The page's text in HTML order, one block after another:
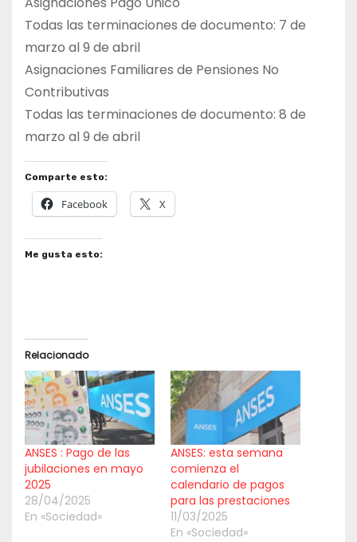
Todas las terminaciones de documento: 7 de
marzo al 9 de abril
Asignaciones Familiares de Pensiones No
Contributivas
Todas las terminaciones de documento: 8 de
marzo al 9 de abril
Comparte esto:
Facebook X
Me gusta esto:
Relacionado
ANSES : Pago de las
jubilaciones en mayo
2025
28/04/2025
En «Sociedad»
ANSES: esta semana
comienza el
calendario de pagos
para las prestaciones
11/03/2025
En «Sociedad»